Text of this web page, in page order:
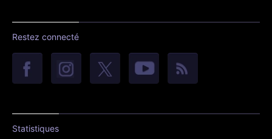
Restez connecté
Statistiques